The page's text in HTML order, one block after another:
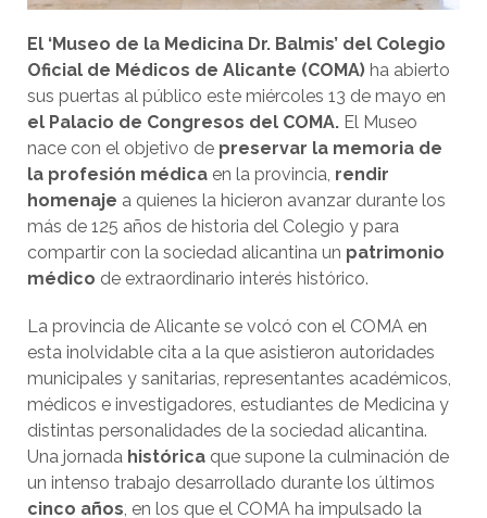
El ‘Museo de la Medicina Dr. Balmis’ del Colegio
Oficial de Médicos de Alicante (COMA) ha abierto
sus puertas al público este miércoles 13 de mayo en
el Palacio de Congresos del COMA. El Museo
nace con el objetivo de preservar la memoria de
la profesión médica en la provincia, rendir
homenaje a quienes la hicieron avanzar durante los
más de 125 años de historia del Colegio y para
compartir con la sociedad alicantina un patrimonio
médico de extraordinario interés histórico.
La provincia de Alicante se volcó con el COMA en
esta inolvidable cita a la que asistieron autoridades
municipales y sanitarias, representantes académicos,
médicos e investigadores, estudiantes de Medicina y
distintas personalidades de la sociedad alicantina.
Una jornada histórica que supone la culminación de
un intenso trabajo desarrollado durante los últimos
cinco años , en los que el COMA ha impulsado la